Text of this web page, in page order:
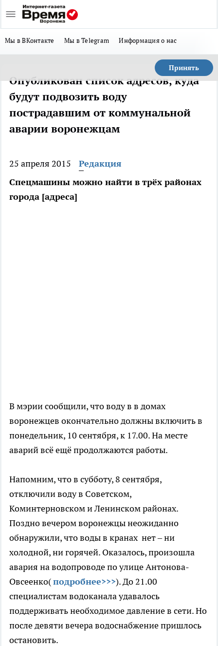
Мы в ВКонтакте Мы в Telegram Информация о нас
Принять
Опубликован список адресов, куда
будут подвозить воду
пострадавшим от коммунальной
аварии воронежцам
25 апреля 2015
Редакция
Спецмашины можно найти в трёх районах
города [адреса]
В мэрии сообщили, что воду в в домах
воронежцев окончательно должны включить в
понедельник, 10 сентября, к 17.00. На месте
аварий всё ещё продолжаются работы.
Напомним, что в субботу, 8 сентября,
отключили воду в Советском,
Коминтерновском и Ленинском районах.
Поздно вечером воронежцы неожиданно
обнаружили, что воды в кранах нет – ни
холодной, ни горячей. Оказалось, произошла
авария на водопроводе по улице Антонова-
Овсеенко(подробнее>>>). До 21.00
специалистам водоканала удавалось
поддерживать необходимое давление в сети. Но
после девяти вечера водоснабжение пришлось
остановить.